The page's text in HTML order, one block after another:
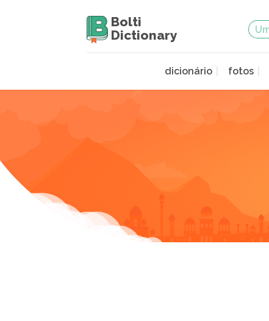
Bolti
Dictionary
dicionário fotos